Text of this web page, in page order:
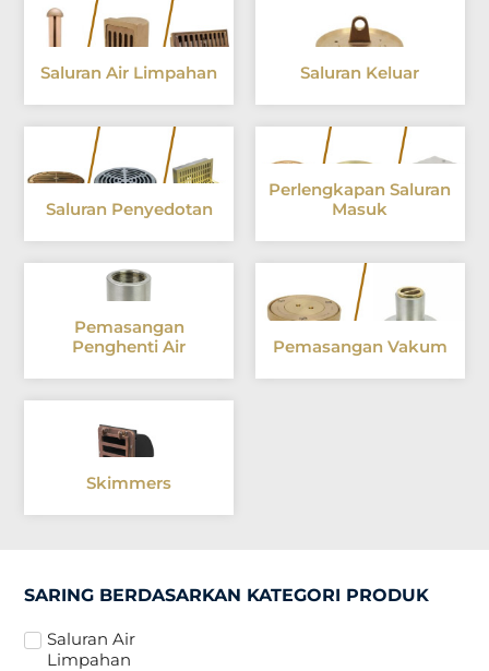
Saluran Air Limpahan Saluran Keluar
Saluran Penyedotan
Perlengkapan Saluran
Masuk
Pemasangan
Penghenti Air
Pemasangan Vakum
Skimmers
SARING BERDASARKAN KATEGORI PRODUK
Saluran Air
Limpahan